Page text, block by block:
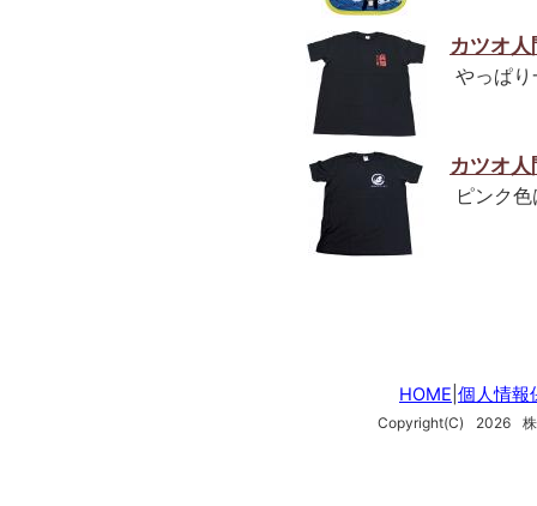
カツオ
やっぱ
カツオ
ピンク
HOME 個人情報
Copyright(C) 2026